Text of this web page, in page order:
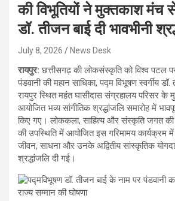
की विभूतियों ने मुक्तकाश मंच
डॉ. तीजन बाई दी भावभीनी
July 8, 2026 News Desk
रायपुर:छत्तीसगढ़ की लोकसंस्कृति को विश्व पटल
पंडवानी की महान साधिका, पद्म विभूषण स्वर्गीय
रायपुर स्थित महंत घासीदास संग्रहालय परिसर के
आयोजित भव्य सांगीतिक श्रद्धांजलि समारोह में
किए गए। लोककला, साहित्य और संस्कृति जगत की
की उपस्थिति में आयोजित इस गरिमामय कार्यक्रम
जीवन, साधना और उनके अद्वितीय सांस्कृतिक
श्रद्धांजलि दी गई।